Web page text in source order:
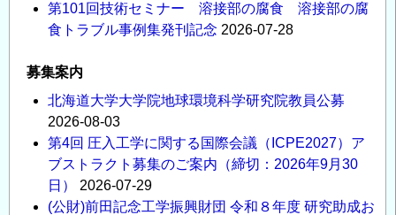
第101回技術セミナー 溶接部の腐食 溶接部の腐
食トラブル事例集発刊記念 2026-07-28
募集案内
北海道大学大学院地球環境科学研究院教員公募
2026-08-03
第4回 圧入工学に関する国際会議（ICPE2027）ア
ブストラクト募集のご案内（締切：2026年9月30
日）
2026-07-29
(公財)前田記念工学振興財団 令和８年度 研究助成お